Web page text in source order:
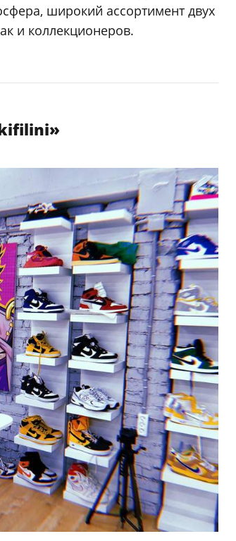
широкий ассортимент двух
и коллекционеров.